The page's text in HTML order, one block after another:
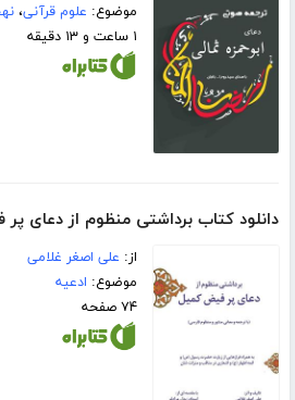
موضوع: علوم قرآنی،
۱ ساعت و ۱۳ دقیقه
دانلود کتاب برداشتی منظوم از دعای
از: علی اصغر غلامی
موضوع: ادعیه
۷۴ صفحه